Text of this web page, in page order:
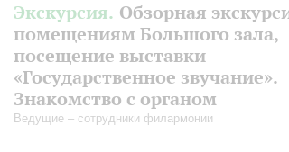
Экскурсия. Обзорная
помещениям Большого зала,
посещение выставки
«Государственное звучание».
Знакомство с органом
Ведущие – сотрудники филармонии